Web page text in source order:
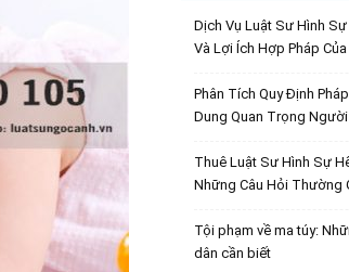
Dịch Vụ Luật Sư Hình
Và Lợi Ích Hợp Pháp
Phân Tích Quy Định
Dung Quan Trọng Người
Thuê Luật Sư Hình Sự
Những Câu Hỏi Thường
Tội phạm về ma túy:
dân cần biết